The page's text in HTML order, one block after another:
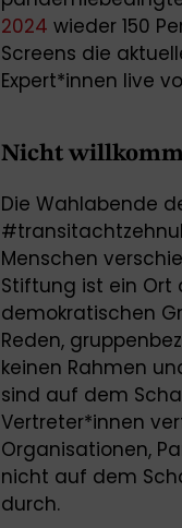
2024 wieder 150
Screens die
Expert*innen live
Nicht
Die Wahlabende
Menschen
Stiftung ist ein Ort
demokratischen
Reden,
keinen Rahmen
sind auf dem
Vertreter*innen
Organisationen,
nicht auf dem
durch.